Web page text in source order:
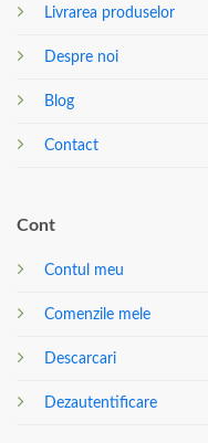
Livrarea produselor
Despre noi
Blog
Contact
Cont
Contul meu
Comenzile mele
Descarcari
Dezautentificare